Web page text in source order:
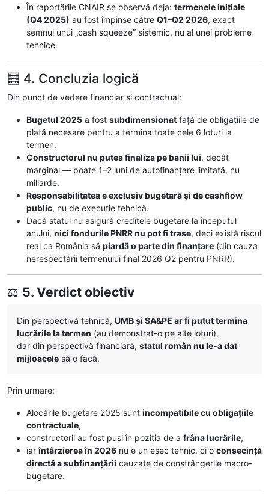
În raportările CNAIR se observă deja: termenele inițiale
(Q4 2025) au fost împinse către Q1–Q2 2026, exact
semnul unui „cash squeeze” sistemic, nu al unei probleme
tehnice.
🧮 4. Concluzia logică
Din punct de vedere financiar și contractual:
Bugetul 2025 a fost subdimensionat față de obligațiile de
plată necesare pentru a termina toate cele 6 loturi la
termen.
Constructorul nu putea finaliza pe banii lui, decât
marginal — poate 1–2 luni de autofinanțare limitată, nu
miliarde.
Responsabilitatea e exclusiv bugetară și de cashflow
public, nu de execuție tehnică.
Dacă statul nu asigură creditele bugetare la începutul
anului, nici fondurile PNRR nu pot fi trase, deci există riscul
real ca România să piardă o parte din finanțare (din cauza
nerespectării termenului final 2026 Q2 pentru PNRR).
⚖️ 5. Verdict obiectiv
Din perspectivă tehnică, UMB și SA&PE ar fi putut termina
lucrările la termen (au demonstrat-o pe alte loturi),
dar din perspectivă financiară, statul român nu le-a dat
mijloacele să o facă.
Prin urmare:
Alocările bugetare 2025 sunt incompatibile cu obligațiile
contractuale,
constructorii au fost puși în poziția de a frâna lucrările,
iarîntârzierea în 2026 nu e un eșec tehnic, ci o consecință
directă a subfinanțării cauzate de constrângerile macro-
bugetare.